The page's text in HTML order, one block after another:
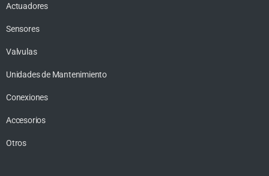
Actuadores
Sensores
Valvulas
Unidades de Mantenimiento
Conexiones
Accesorios
Otros